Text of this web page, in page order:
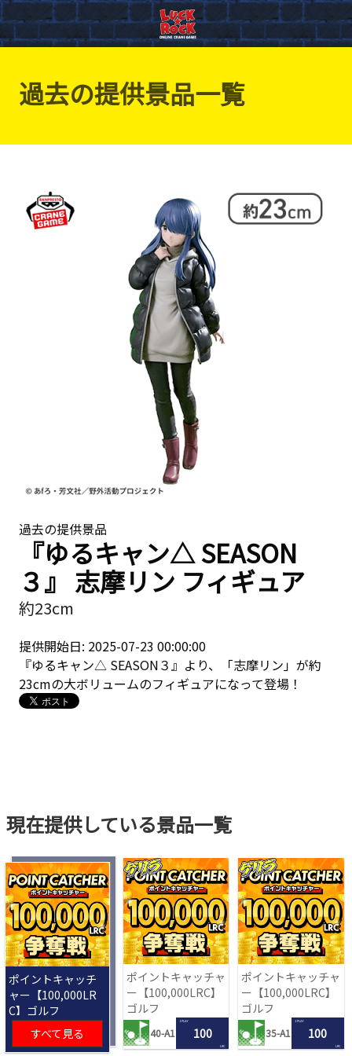
過去の提供景品一覧
過去の提供景品
『ゆるキャン△ SEASON
３』 志摩リン フィギュア
約23cm
提供開始日: 2025-07-23 00:00:00
『ゆるキャン△ SEASON３』より、「志摩リン」が約
23cmの大ボリュームのフィギュアになって登場！
現在提供している景品一覧
ポイントキャッチ
ャー【100,000LR
C】ゴルフ
すべて見る
ポイントキャッチャ
ー【100,000LRC】
ゴルフ
40-A1
1 PLAY
100
LRC
ポイントキャッチャ
ー【100,000LRC】
ゴルフ
35-A1
1 PLAY
100
LRC